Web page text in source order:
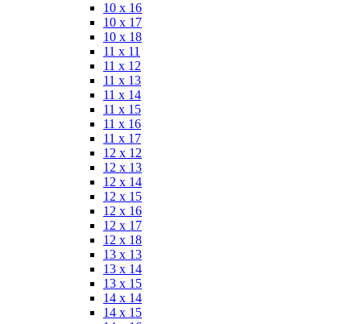
10 x 16
10 x 17
10 x 18
11 x 11
11 x 12
11 x 13
11 x 14
11 x 15
11 x 16
11 x 17
12 x 12
12 x 13
12 x 14
12 x 15
12 x 16
12 x 17
12 x 18
13 x 13
13 x 14
13 x 15
14 x 14
14 x 15